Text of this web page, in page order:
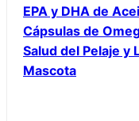
EPA y DHA de
Cápsulas de
Salud del Pelaje y
Mascota